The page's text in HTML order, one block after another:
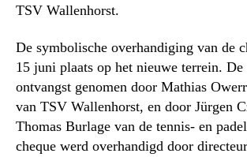
TSV Wallenhorst.
De symbolische overhandiging van de
15 juni plaats op het nieuwe terrein.
ontvangst genomen door Mathias
van TSV Wallenhorst, en door Jürgen
Thomas Burlage van de tennis- en
cheque werd overhandigd door